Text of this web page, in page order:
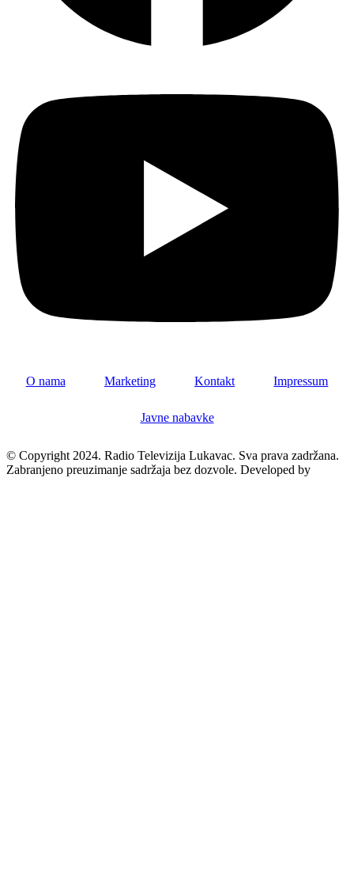
O nama Marketing Kontakt Impressum
Javne nabavke
© Copyright 2024. Radio Televizija Lukavac. Sva prava zadržana.
Zabranjeno preuzimanje sadržaja bez dozvole. Developed by